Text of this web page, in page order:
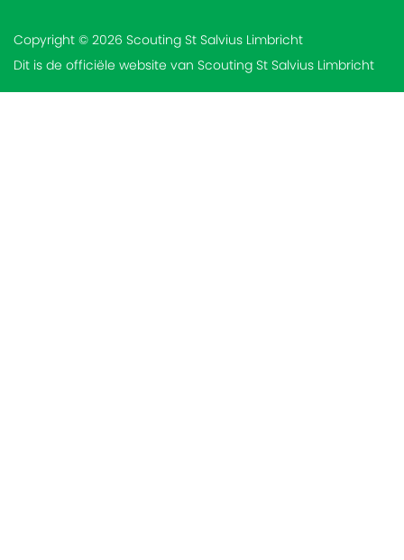
Copyright © 2026 Scouting St Salvius Limbricht
Dit is de officiële website van Scouting St Salvius Limbricht